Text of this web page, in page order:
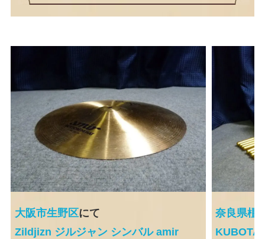
大阪市生野区にて
Zildjizn ジルジャン シンバル amir
奈良県橿
KUBOTA